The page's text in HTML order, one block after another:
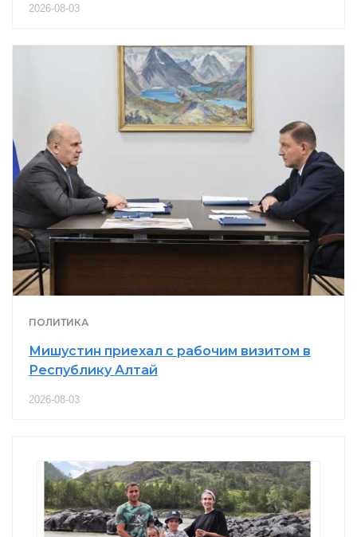
2026-08-03
ПОЛИТИКА
Мишустин приехал с рабочим визитом в
Республику Алтай
2026-08-03